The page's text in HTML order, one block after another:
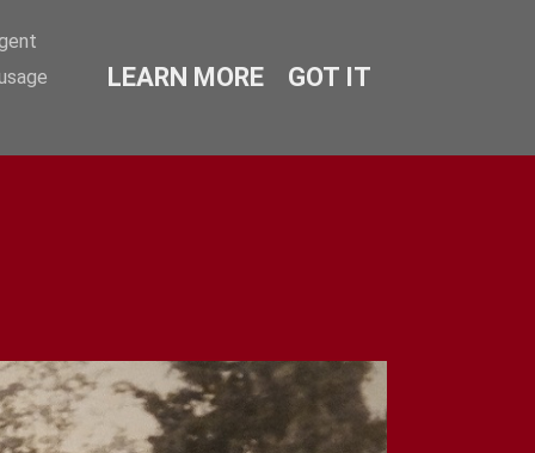
LEARN MORE GOT IT